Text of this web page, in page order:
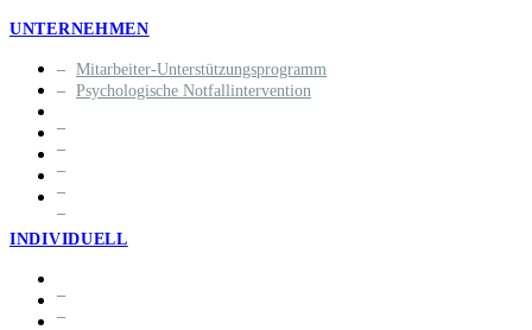
UNTERNEHMEN
Mitarbeiter-Unterstützungsprogramm
Psychologische Notfallintervention
INDIVIDUELL